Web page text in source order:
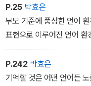
P.25 박효은
부모 기준에 풍성한 언어
표현으로 이루어진 언어 환
P.242 박효은
기억할 것은 어떤 언어든